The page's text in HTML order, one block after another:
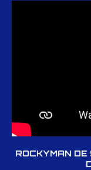
ROCKYMAN